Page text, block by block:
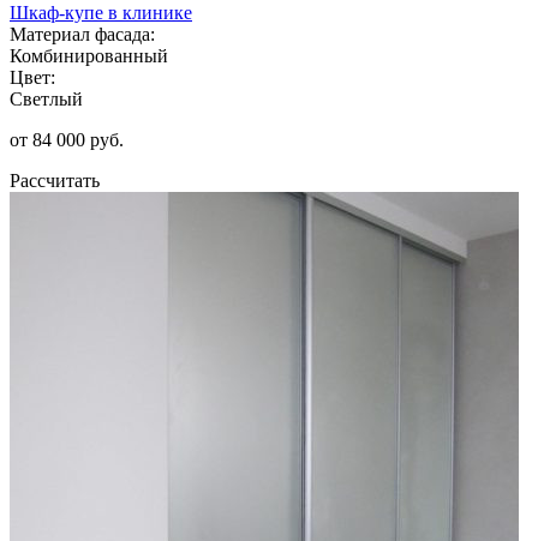
Шкаф-купе в клинике
Материал фасада:
Комбинированный
Цвет:
Светлый
от 84 000 руб.
Рассчитать